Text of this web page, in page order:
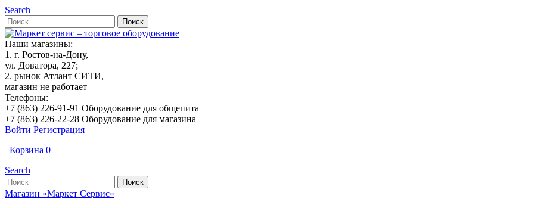
Search
Наши магазины:
1. г. Ростов-на-Дону,
ул. Доватора, 227;
2. рынок Атлант СИТИ,
магазин не работает
Телефоны:
+7 (863) 226-91-91 Оборудование для общепита
+7 (863) 226-22-28 Оборудование для магазина
Войти Регистрация
Корзина 0
Search
Магазин «Маркет Сервис»